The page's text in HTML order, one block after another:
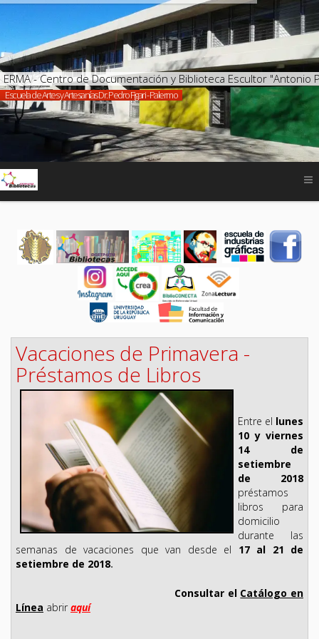
ERMA - Centro de Documentación y Biblioteca Escultor "Antonio
Escuela de Artes y Artesanías Dr. Pedro Figari - Palermo
Vacaciones de Primavera -
Préstamos de Libros
Entre el lunes
10 y viernes
14 de
setiembre
de 2018
préstamos
libros para
domicilio
durante las
semanas de vacaciones que van desde el 17 al 21 de
setiembre de 2018.
Consultar el Catálogo en
Línea abrir aquí